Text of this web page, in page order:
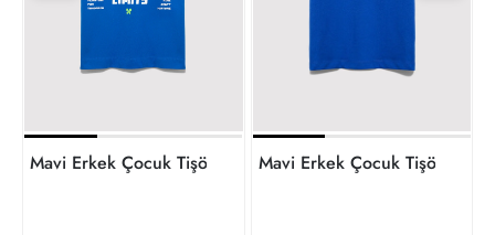
Mavi Erkek Çocuk Tişört M6610436-82491
Mavi Erkek Çocuk Tişört